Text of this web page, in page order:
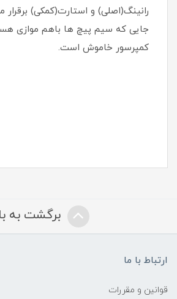
رانینگ(اصلی) و استارت(کمکی)
جایی که سیم پیچ ها باهم موازی
کمپرسور خاموش است.
برگشت به
ارتباط با ما
قوانین و مقررات